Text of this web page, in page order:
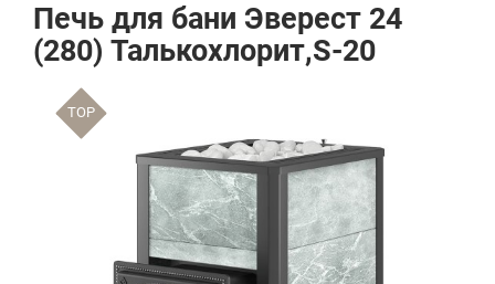
Печь для бани Эверест 24
(280) Талькохлорит,S-20
TOP